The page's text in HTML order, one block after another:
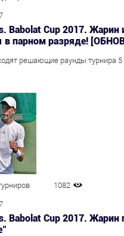
Babolat Cup 2017. Жарин
в парном разряде!
решающие раунды турнира 5
1082
Babolat Cup 2017. Жарин